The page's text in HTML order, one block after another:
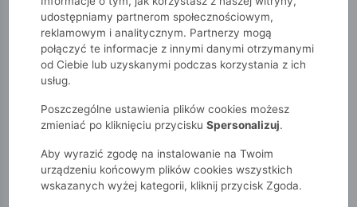
51015kids Chłopcy 2-7 lat Szorty chłopięce cargo
udostępniamy partnerom społecznościowym,
reklamowym i analitycznym. Partnerzy mogą
połączyć te informacje z innymi danymi otrzymanymi
od Ciebie lub uzyskanymi podczas korzystania z ich
usług.
Poszczególne ustawienia plików cookies możesz
zmieniać po kliknięciu przycisku Spersonalizuj.
Aby wyrazić zgodę na instalowanie na Twoim
urządzeniu końcowym plików cookies wszystkich
wskazanych wyżej kategorii, kliknij przycisk Zgoda.